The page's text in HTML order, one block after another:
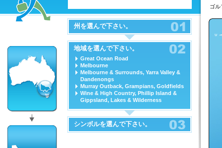
州を選んで下さい。
地域を選んで下さい。
Great Ocean Road
Melbourne
Melbourne & Surrounds, Yarra Valley &
Dandenongs
Murray Outback, Grampians, Goldfields
Wine & High Country, Phillip Island &
Gippsland, Lakes & Wilderness
シンボルを選んで下さい。
ゴル